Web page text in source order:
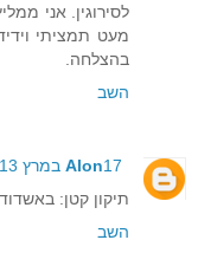
לסירוגין. אני
מעט תמציתי
בהצלחה.
השב
Alon17 במרץ 2013 בשעה 18:31
תיקון קטן:
השב